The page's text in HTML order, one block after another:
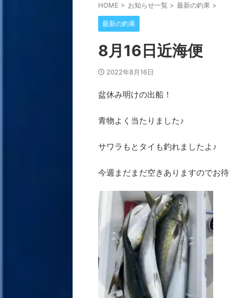
HOME > お知らせ一覧 > 最新の釣果 >
最新の釣果
8月16日近海便
2022年8月16日
盆休み明けの出船！
青物よく当たりました♪
サワラもとタイも釣れましたよ♪
今週まだまだ空きありますのでお